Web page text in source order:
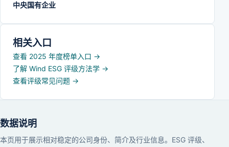
中央国有企业
相关入口
查看 2025 年度榜单入口 →
了解 Wind ESG 评级方法学 →
查看评级常见问题 →
数据说明
本页用于展示相对稳定的公司身份、简介及行业信息。ESG 评级、